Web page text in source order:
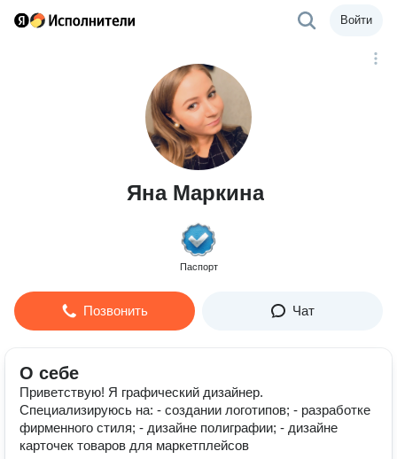
Войти
Яна Маркина
Паспорт
Позвонить Чат
О себе
Приветствую! Я графический дизайнер.
Специализируюсь на: - создании логотипов; - разработке
фирменного стиля; - дизайне полиграфии; - дизайне
карточек товаров для маркетплейсов